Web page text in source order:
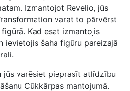
Izmantojot Revelio, jūs
varat to pārvērst
Kad esat izmantojis
ievietojis šaha figūru pareizajā
jūs varēsiet pieprasīt atlīdzību
Cūkkārpas mantojumā.